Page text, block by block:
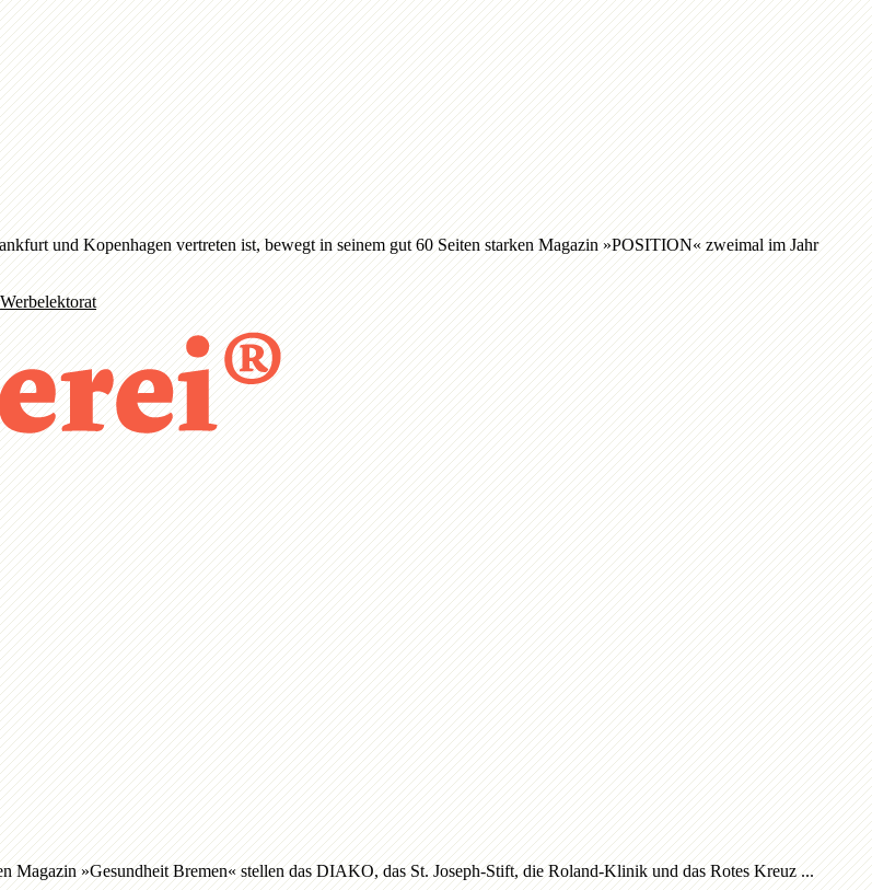
und Kopenhagen vertreten ist, bewegt in seinem gut 60 Seiten starken Magazin »POSITION« zweimal im Jahr
Werbelektorat
Magazin »Gesundheit Bremen« stellen das DIAKO, das St. Joseph-Stift, die Roland-Klinik und das Rotes Kreuz ...